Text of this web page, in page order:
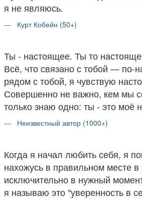
я не являюсь.
Курт Кобейн (50+)
Ты - настоящее. Ты то
Всё, что связано с тобой — по-
рядом с тобой, я чувствую
Совершенно не важно, кем мы
только знаю одно: ты - это моё
Неизвестный автор (1000+)
Когда я начал любить себя, я
нахожусь в правильном месте
исключительно в нужный
я называю это "уверенность в